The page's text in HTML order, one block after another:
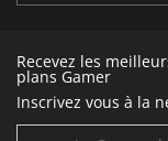
Recevez les
plans Gamer
Inscrivez vous à la